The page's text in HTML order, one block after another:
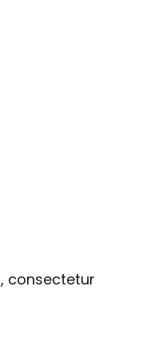
consectetur